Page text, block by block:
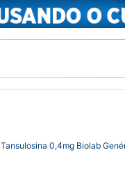
Tansulosina 0,4mg Biolab